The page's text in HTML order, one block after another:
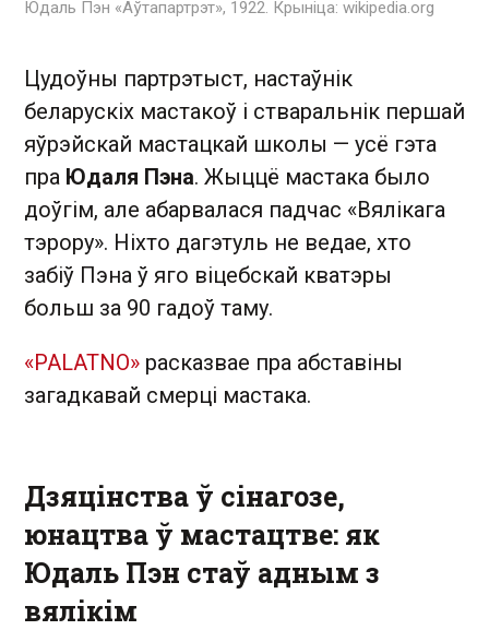
Юдаль Пэн «Аўтапартрэт», 1922. Крыніца: wikipedia.org
Цудоўны партрэтыст, настаўнік
беларускіх мастакоў і стваральнік першай
яўрэйскай мастацкай школы — усё гэта
пра Юдаля Пэна. Жыццё мастака было
доўгім, але абарвалася падчас «Вялікага
тэрору». Ніхто дагэтуль не ведае, хто
забіў Пэна ў яго віцебскай кватэры
больш за 90 гадоў таму.
«PALATNO» расказвае пра абставіны
загадкавай смерці мастака.
Дзяцінства ў сінагозе,
юнацтва ў мастацтве: як
Юдаль Пэн стаў адным з
вялікім